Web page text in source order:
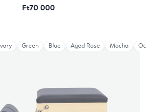
Ft70 000
Ivory Green Blue Aged Rose Mocha